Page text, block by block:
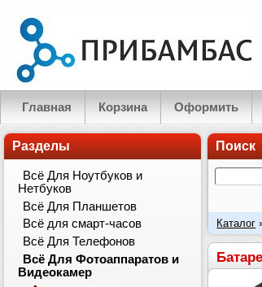
Главная Корзина Оформить
Поиск
Каталог
Разделы
Всё Для Ноутбуков и
Нетбуков
Всё Для Планшетов
Всё для смарт-часов
Всё Для Телефонов
Всё Для Фотоаппаратов и
Видеокамер